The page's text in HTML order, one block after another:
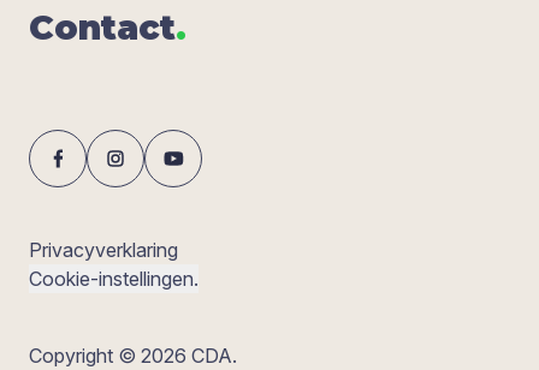
Con­tact.
Privacyverklaring
Cookie-instellingen.
Copyright © 2026 CDA.